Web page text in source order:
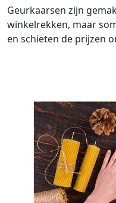
Geurkaarsen zijn
winkelrekken, maar
en schieten de prijzen